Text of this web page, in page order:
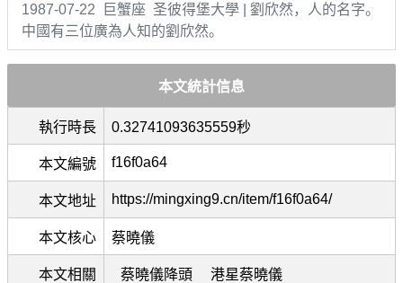
1987-07-22 巨蟹座 圣彼得堡大學 | 劉欣然，人的名字。
中國有三位廣為人知的劉欣然。
本文統計信息
執行時長 0.32741093635559秒
本文編號 f16f0a64
本文地址 https://mingxing9.cn/item/f16f0a64/
本文核心 蔡曉儀
本文相關 蔡曉儀降頭 港星蔡曉儀